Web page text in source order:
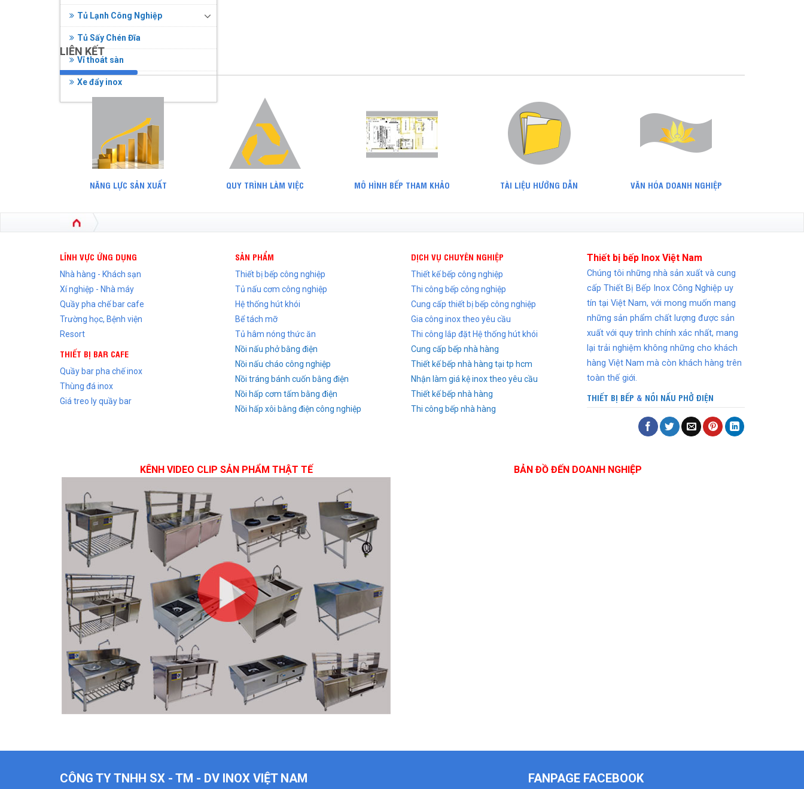
Tủ Lạnh Công Nghiệp
Tủ Sấy Chén Đĩa
Vỉ thoát sàn
Xe đẩy inox
LIÊN KẾT
NĂNG LỰC SẢN XUẤT QUY TRÌNH LÀM VIỆC MÔ HÌNH BẾP THAM KHẢO TÀI LIỆU HƯỚNG DẪN VĂN HÓA DOANH NGHIỆP
LĨNH VỰC ỨNG DỤNG
Nhà hàng - Khách sạn
Xí nghiệp - Nhà máy
Quầy pha chế bar cafe
Trường học, Bệnh viện
Resort
THIẾT BỊ BAR CAFE
Quầy bar pha chế inox
Thùng đá inox
Giá treo ly quầy bar
SẢN PHẨM
Thiết bị bếp công nghiệp
Tủ nấu cơm công nghiệp
Hệ thống hút khói
Bể tách mỡ
Tủ hâm nóng thức ăn
Nồi nấu phở bằng điện
Nồi nấu cháo công nghiệp
Nồi tráng bánh cuốn bằng điện
Nồi hấp cơm tấm bằng điện
Nồi hấp xôi bằng điện công nghiệp
DỊCH VỤ CHUYÊN NGHIỆP
Thiết kế bếp công nghiệp
Thi công bếp công nghiệp
Cung cấp thiết bị bếp công nghiệp
Gia công inox theo yêu cầu
Thi công lắp đặt Hệ thống hút khói
Cung cấp bếp nhà hàng
Thiết kế bếp nhà hàng tại tp hcm
Nhận làm giá kệ inox theo yêu cầu
Thiết kế bếp nhà hàng
Thi công bếp nhà hàng
Thiết bị bếp Inox Việt Nam
Chúng tôi những nhà sản xuất và cung
cấp Thiết Bị Bếp Inox Công Nghiệp uy
tín tại Việt Nam, với mong muốn mang
những sản phẩm chất lượng được sản
xuất với quy trình chính xác nhất, mang
lại trải nghiệm không những cho khách
hàng Việt Nam mà còn khách hàng trên
toàn thế giới.
THIẾT BỊ BẾP & NỒI NẤU PHỞ ĐIỆN
KÊNH VIDEO CLIP SẢN PHẨM THẬT TẾ BẢN ĐỒ ĐẾN DOANH NGHIỆP
CÔNG TY TNHH SX - TM - DV INOX VIỆT NAM FANPAGE FACEBOOK